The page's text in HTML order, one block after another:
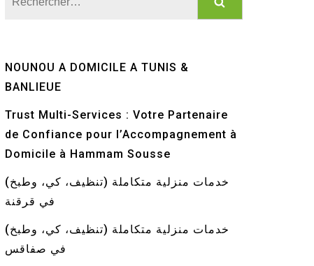
NOUNOU A DOMICILE A TUNIS &
BANLIEUE
Trust Multi-Services : Votre Partenaire
de Confiance pour l’Accompagnement à
Domicile à Hammam Sousse
خدمات منزلية متكاملة (تنظيف، كي، وطبخ)
في قرقنة
خدمات منزلية متكاملة (تنظيف، كي، وطبخ)
في صفاقس